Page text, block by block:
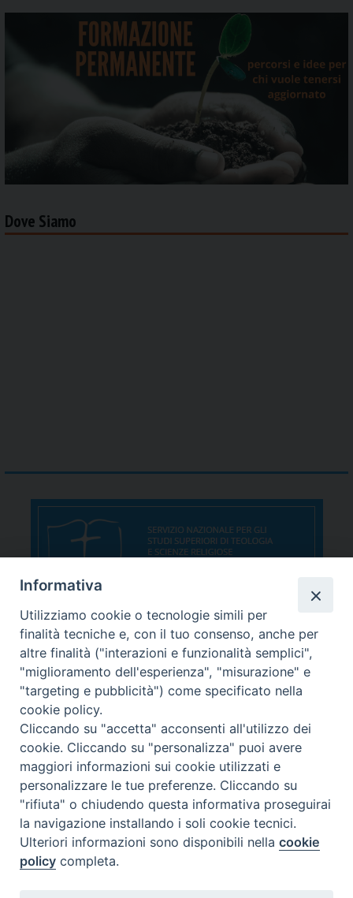
Dove Siamo
sede Corso Canalchiaro 149 - 41121 Modena
Informativa
Utilizziamo cookie o tecnologie simili per
finalità tecniche e, con il tuo consenso, anche per
altre finalità ("interazioni e funzionalità semplici",
"miglioramento dell'esperienza", "misurazione" e
"targeting e pubblicità") come specificato nella
cookie policy.
Cliccando su "accetta" acconsenti all'utilizzo dei
cookie. Cliccando su "personalizza" puoi avere
maggiori informazioni sui cookie utilizzati e
personalizzare le tue preferenze. Cliccando su
"rifiuta" o chiudendo questa informativa proseguirai
la navigazione installando i soli cookie tecnici.
Ulteriori informazioni sono disponibili nellacookie
policy completa.